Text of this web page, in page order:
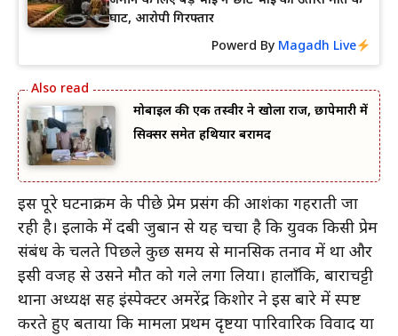
घाट, आरोपी गिरफ्तार
Powerd By Magadh Live
मोबाइल की एक तस्वीर ने खोला राज, छापेमारी में
सिक्सर समेत हथियार बरामद
इस पूरे घटनाक्रम के पीछे प्रेम प्रसंग की आशंका गहराती जा
रही है। इलाके में दबी जुबान से यह चर्चा है कि युवक किसी प्रेम
संबंध के चलते पिछले कुछ समय से मानसिक तनाव में था और
इसी वजह से उसने मौत को गले लगा लिया। हालाँकि, बाराचट्टी
थाना अध्यक्ष सह इंस्पेक्टर अमरेंद्र किशोर ने इस बारे में स्पष्ट
करते हुए बताया कि मामला प्रथम दृष्टया पारिवारिक विवाद या